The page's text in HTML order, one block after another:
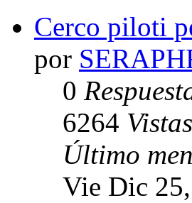
Cerco piloti
por
0
6264 Vistas
Último
Vie Dic